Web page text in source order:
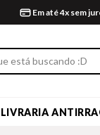
Em até 4x sem
LIVRARIA